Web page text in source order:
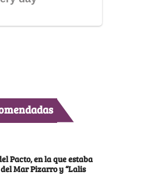
Pacto, en la que estaba
Mar Pizarro y “Lalis